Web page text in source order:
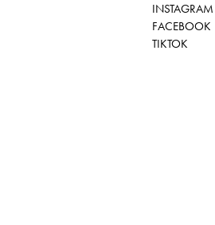
INSTAGRAM
FACEBOOK
TIKTOK